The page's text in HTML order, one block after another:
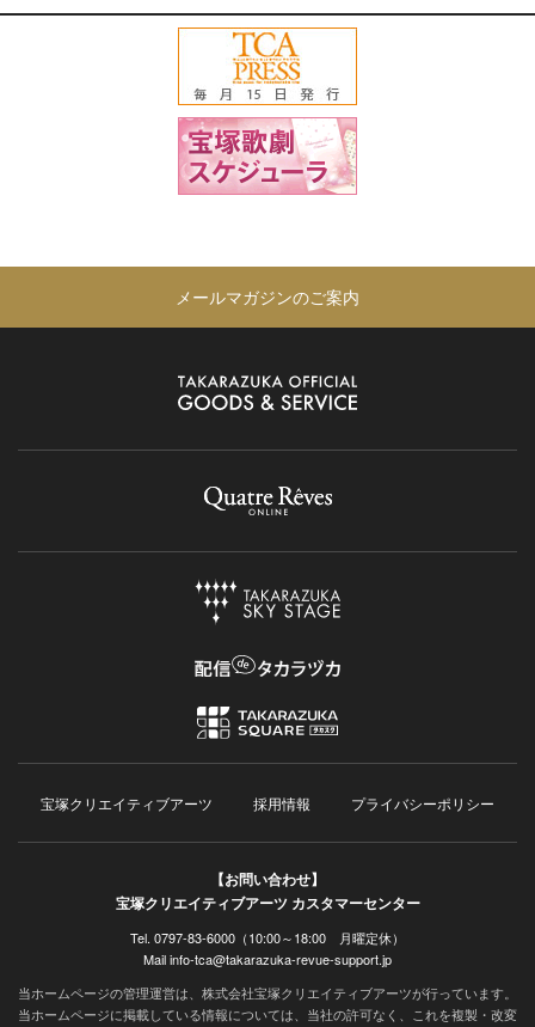
メールマガジンのご案内
宝塚クリエイティブアーツ 採用情報 プライバシーポリシー
【お問い合わせ】
宝塚クリエイティブアーツ カスタマーセンター
Tel. 0797-83-6000（10:00～18:00 月曜定休）
Mail info-tca@takarazuka-revue-support.jp
当ホームページの管理運営は、株式会社宝塚クリエイティブアーツが行っています。
当ホームページに掲載している情報については、当社の許可なく、これを複製・改変